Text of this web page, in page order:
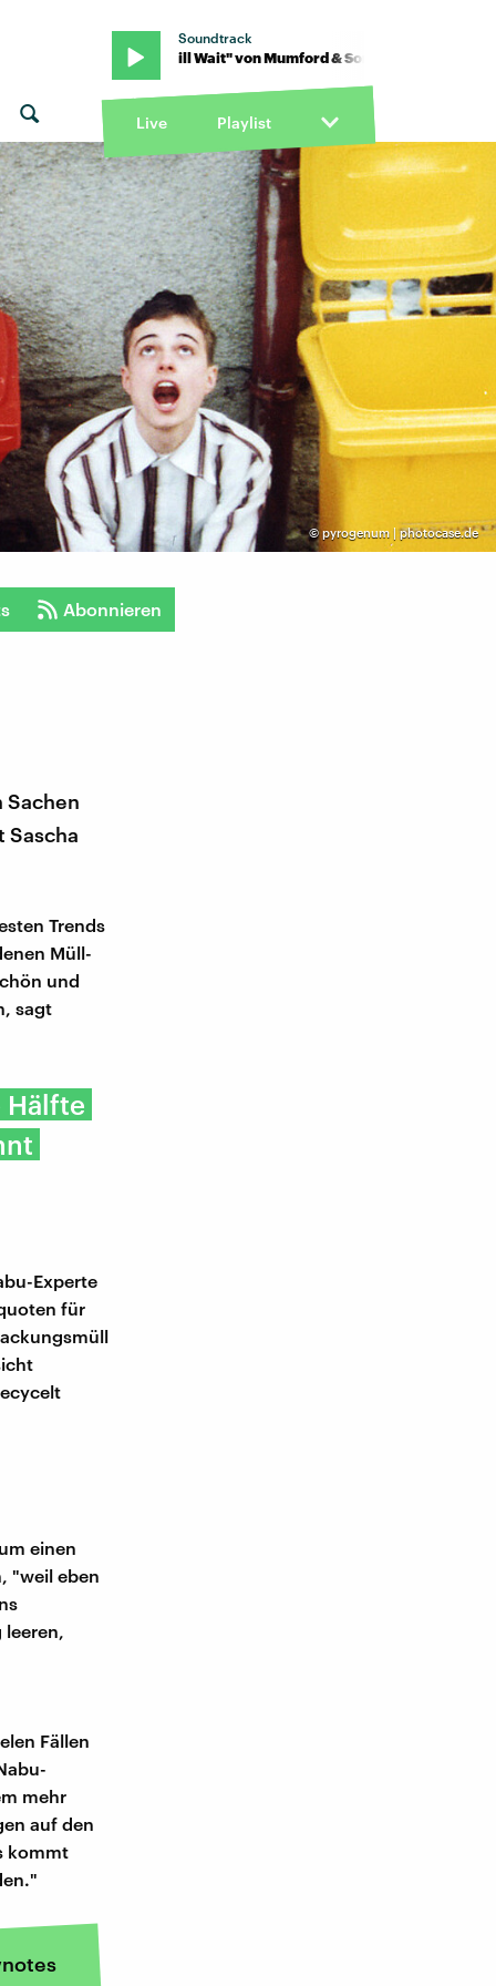
Soundtrack
· "I Will Wait" von Mumford & Sons · "I Will Wait" von
Live Playlist
©pyrogenum | photocase.de
Abonnieren
Sachen
Sascha
Trends
Müll-
und
sagt
Hälfte
Experte
für
einen
"weil eben
leeren,
Fällen
mehr
auf den
kommt